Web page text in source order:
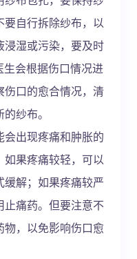
自行拆除纱布，以
浸湿或污染，要及时
会根据伤口情况进
口的愈合情况，清
纱布。
会出现疼痛和肿胀的
果疼痛较轻，可以
解；如果疼痛较严
痛药。但要注意不
，以免影响伤口愈